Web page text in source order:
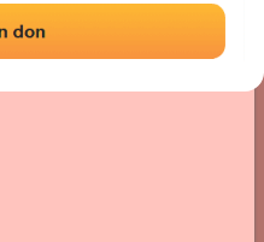
Comentarios y reseñas